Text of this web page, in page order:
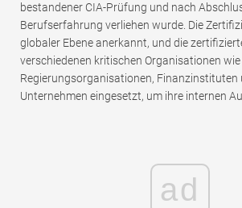
bestandener CIA-Prüfung und nach
Berufserfahrung verliehen wurde. Die
globaler Ebene anerkannt, und die
verschiedenen kritischen Organisationen wie
Regierungsorganisationen, Finanzinstituten
Unternehmen eingesetzt, um ihre internen
ad